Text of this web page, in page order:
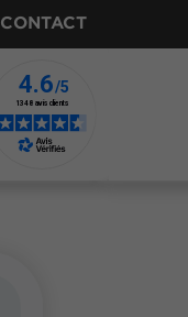
CONTACT